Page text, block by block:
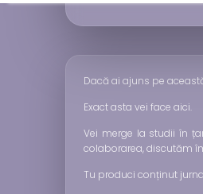
Dacă ai ajuns pe
Exact asta vei face aici.
Vei merge la studii în
colaborarea, discutăm
Tu produci conținut